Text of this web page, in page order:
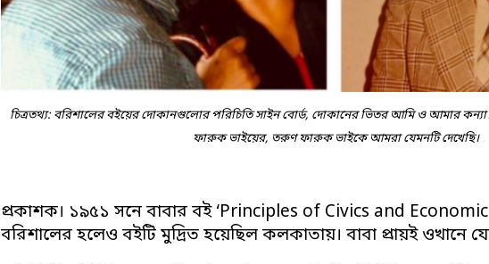
চিত্রতথ্য: বরিশালের বইয়ের দোকানগুলোর পরিচিতি সাইন বোর্ড, দোকানের ভিতর আমি ও আমার কন্যা।
ফারুক ভাইয়ের, তরুণ ফারুক ভাইকে আমরা যেমনটি দেখেছি।
প্রকাশক। ১৯৫১ সনে বাবার বই ‘Principles of Civics and
বরিশালের হলেও বইটি মুদ্রিত হয়েছিল কলকাতায়। বাবা প্রায়ই ওখানে